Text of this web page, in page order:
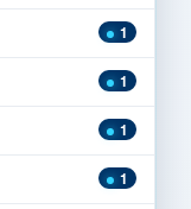
1
1
1
1